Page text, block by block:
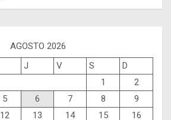
AGOSTO 2026
J V S
D
1
2
5 6 7 8
9
12 13 14 15
16